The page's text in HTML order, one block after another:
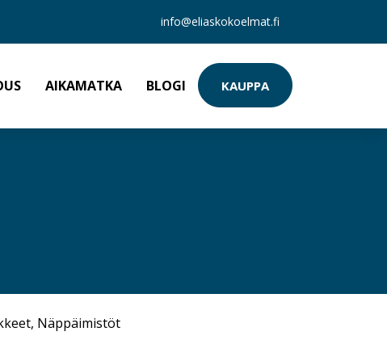
info@eliaskokoelmat.fi
AIKAMATKA BLOGI KAUPPA
, Näppäimistöt